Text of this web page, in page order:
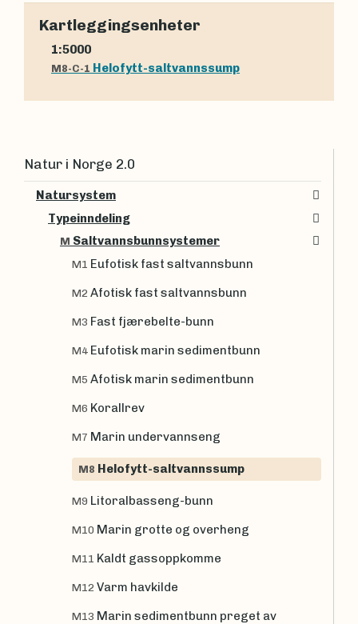
Kartleggingsenheter
1:5000
M8-C-1 Helofytt-saltvannssump
Natur i Norge 2.0
Natursystem
Typeinndeling
M Saltvannsbunnsystemer
M1 Eufotisk fast saltvannsbunn
M2 Afotisk fast saltvannsbunn
M3 Fast fjærebelte-bunn
M4 Eufotisk marin sedimentbunn
M5 Afotisk marin sedimentbunn
M6 Korallrev
M7 Marin undervannseng
M8 Helofytt-saltvannssump
M9 Litoralbasseng-bunn
M10 Marin grotte og overheng
M11 Kaldt gassoppkomme
M12 Varm havkilde
M13 Marin sedimentbunn preget av